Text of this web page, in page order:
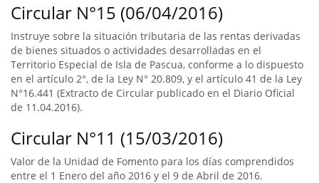
Circular N°15 (06/04/2016)
Instruye sobre la situación tributaria de las rentas derivadas
de bienes situados o actividades desarrolladas en el
Territorio Especial de Isla de Pascua, conforme a lo dispuesto
en el artículo 2°, de la Ley N° 20.809, y el artículo 41 de la Ley
N°16.441 (Extracto de Circular publicado en el Diario Oficial
de 11.04.2016).
Circular N°11 (15/03/2016)
Valor de la Unidad de Fomento para los días comprendidos
entre el 1 Enero del año 2016 y el 9 de Abril de 2016.